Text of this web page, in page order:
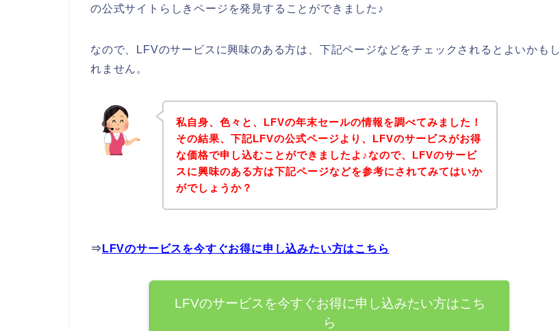
の公式サイトらしきページを発見することができました♪
なので、LFVのサービスに興味のある方は、下記ページなどをチェックされるとよいかもし
れません。
私自身、色々と、LFVの年末セールの情報を調べてみました！
その結果、下記LFVの公式ページより、LFVのサービスがお得
な価格で申し込むことができましたよ♪なので、LFVのサービ
スに興味のある方は下記ページなどを参考にされてみてはいか
がでしょうか？
⇒ LFVのサービスを今すぐお得に申し込みたい方はこちら
LFVのサービスを今すぐお得に申し込みたい方はこち
ら